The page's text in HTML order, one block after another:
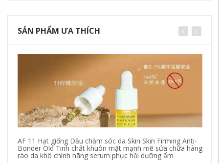
SẢN PHẨM ƯA THÍCH
AF 11 Hạt giống Dầu chăm sóc da Skin Skin Firming Anti-
Bonder Old Tinh chất khuôn mặt mạnh mẽ sửa chữa hàng
rào da khô chính hãng serum phục hồi dưỡng ẩm